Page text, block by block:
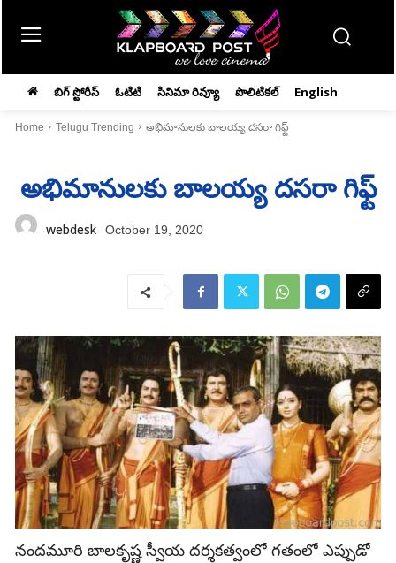
బిగ్ స్టోరీస్ ఓటిటి సినిమా రివ్యూ పొలిటికల్ English
Home Telugu Trending అభిమానులకు బాలయ్య దసరా గిఫ్ట్
అభిమానులకు బాలయ్య దసరా గిఫ్ట్
webdesk October 19, 2020
నందమూరి బాలకృష్ణ స్వీయ దర్శకత్వంలో గతంలో ఎప్పుడో